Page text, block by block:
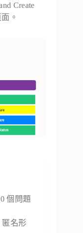
Create
。
個問題
匿名形